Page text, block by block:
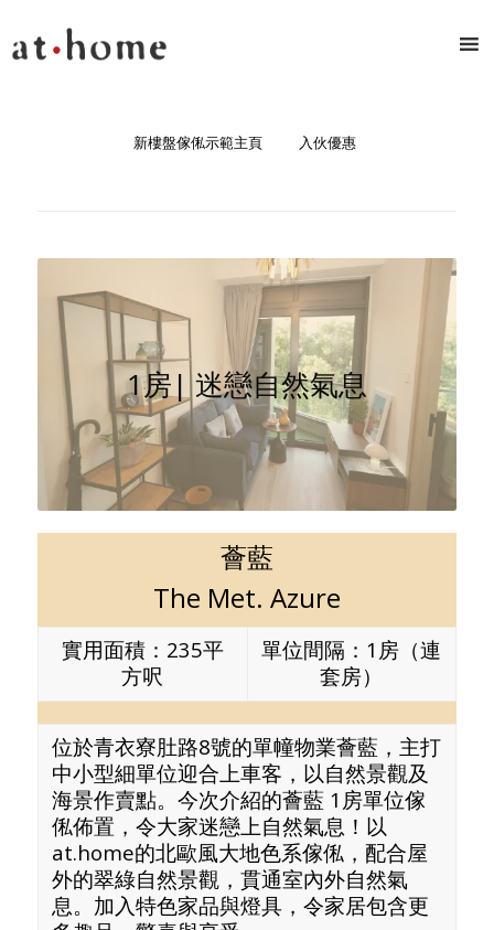
新樓盤傢俬示範主頁 入伙優惠
1房| 迷戀自然氣息
薈藍
The Met. Azure
實用面積：235平
方呎
單位間隔：1房（連
套房）
位於青衣寮肚路8號的單幢物業薈藍，主打
中小型細單位迎合上車客，以自然景觀及
海景作賣點。今次介紹的薈藍 1房單位傢
俬佈置，令大家迷戀上自然氣息！以
at.home的北歐風大地色系傢俬，配合屋
外的翠綠自然景觀，貫通室內外自然氣
息。加入特色家品與燈具，令家居包含更